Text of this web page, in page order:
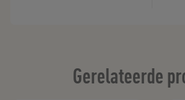
Gerelateerde